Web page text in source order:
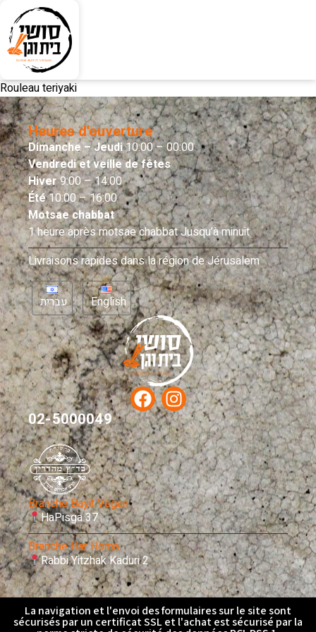
Rouleau teriyaki
Heures d'ouverture
Dimanche – Jeudi10:00 – 00:00
Vendredi et veille de fêtes
Hiver9:00 – 14:00
Été10:00 – 16:00
Motsae chabbat
1 heure après motsae chabbat Jusqu’à minuit
Livraisons rapides dans la région de Jérusalem
עברית English
02-5000049
Branche Bayit Vegan
HaPisga 37
Branche Har Homa
Rabbi Yitzhak Kaduri 2
La navigation et l'envoi des formulaires sur le site sont
sécurisés par un certificat SSL et l'achat est sécurisé par la